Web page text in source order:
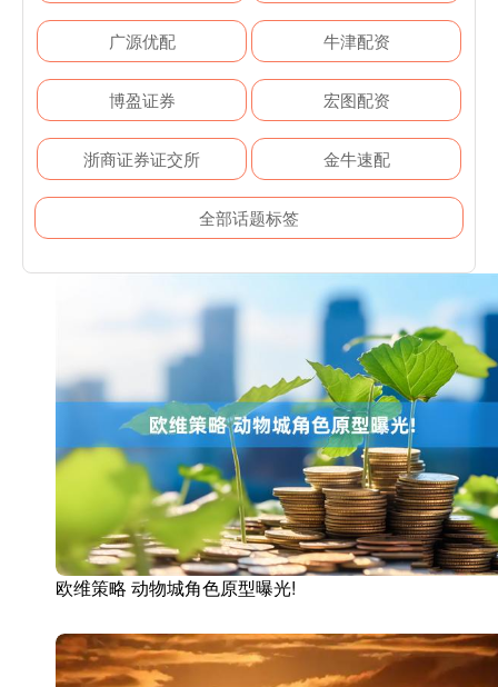
广源优配 牛津配资
博盈证券 宏图配资
浙商证券证交所 金牛速配
全部话题标签
欧维策略 动物城角色原型曝光!